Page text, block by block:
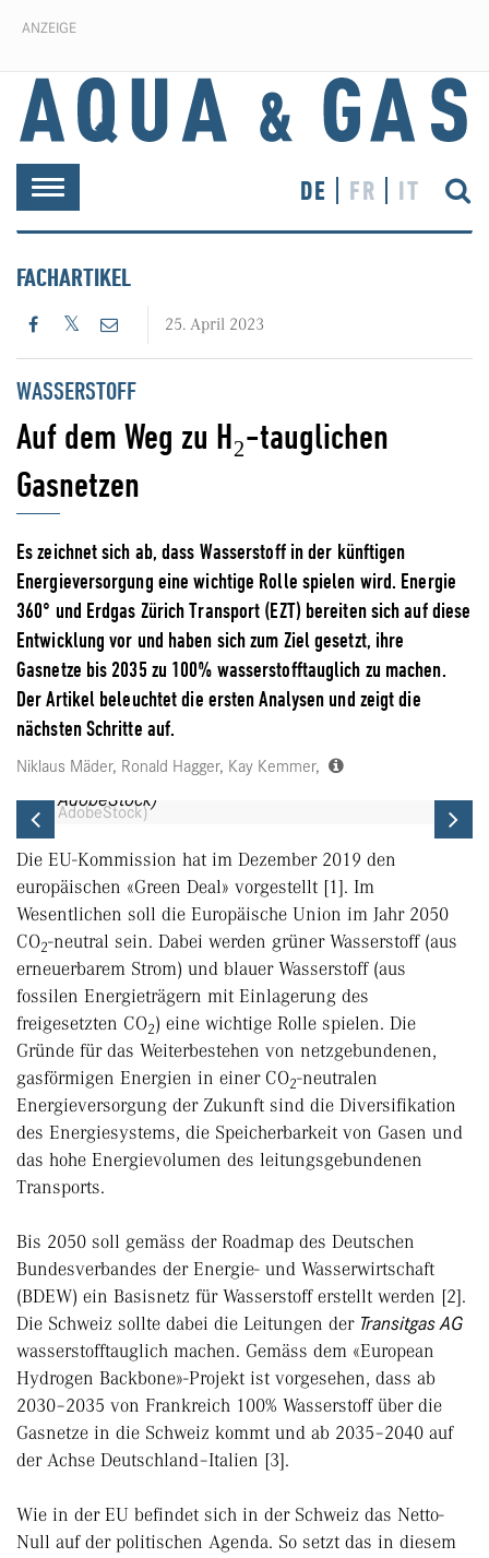
ANZEIGE
Toggle
navigation
DE FR IT
FACHARTIKEL
25. April 2023
WASSERSTOFF
Auf dem Weg zu H₂-tauglichen
Gasnetzen
Es zeichnet sich ab, dass Wasserstoff in der künftigen
Energieversorgung eine wichtige Rolle spielen wird. Energie
360° und Erdgas Zürich Transport (EZT) bereiten sich auf diese
Entwicklung vor und haben sich zum Ziel gesetzt, ihre
Gasnetze bis 2035 zu 100% wasserstofftauglich zu machen.
Der Artikel beleuchtet die ersten Analysen und zeigt die
nächsten Schritte auf.
Niklaus Mäder, Ronald Hagger, Kay Kemmer,
(© AdobeStock)
Previous
Die EU-Kommission hat im Dezember 2019 den
europäischen «Green Deal» vorgestellt [1]. Im
Wesentlichen soll die Europäische Union im Jahr 2050
CO2-neutral sein. Dabei werden grüner Wasserstoff (aus
erneuerbarem Strom) und blauer Wasserstoff (aus
fossilen Energieträgern mit Einlagerung des
freigesetzten CO2) eine wichtige Rolle spielen. Die
Gründe für das Weiterbestehen von netzgebundenen,
gasförmigen Energien in einer CO2-neutralen
Energieversorgung der Zukunft sind die Diversifikation
des Energiesystems, die Speicherbarkeit von Gasen und
das hohe Energievolumen des leitungsgebundenen
Transports.
Bis 2050 soll gemäss der Roadmap des Deutschen
Bundesverbandes der Energie- und Wasserwirtschaft
(BDEW) ein Basisnetz für Wasserstoff erstellt werden [2].
Die Schweiz sollte dabei die Leitungen der Transitgas AG
wasserstofftauglich machen. Gemäss dem «European
Hydrogen Backbone»-Projekt ist vorgesehen, dass ab
2030–2035 von Frankreich 100% Wasserstoff über die
Gasnetze in die Schweiz kommt und ab 2035–2040 auf
der Achse Deutschland–Italien [3].
Wie in der EU befindet sich in der Schweiz das Netto-
Null auf der politischen Agenda. So setzt das in diesem